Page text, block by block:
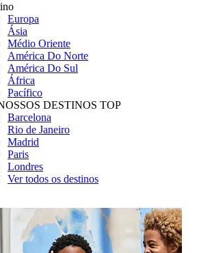
Europa
Ásia
Médio Oriente
América Do Norte
América Do Sul
África
Pacífico
DESTINOS TOP
Barcelona
Rio de Janeiro
Madrid
Paris
Londres
Ver todos os destinos